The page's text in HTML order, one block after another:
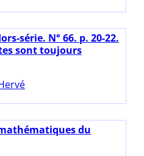
série. N° 66. p. 20-22.
sont toujours
du